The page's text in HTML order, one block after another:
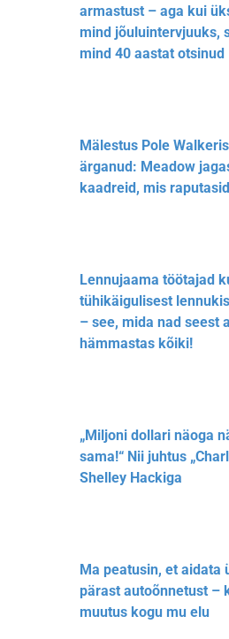
armastust – aga kui
mind jõuluintervjuuks,
mind 40 aastat otsinud
Mälestus Pole
ärganud: Meadow
kaadreid, mis
Lennujaama töötajad
tühikäigulisest
– see, mida nad seest
hämmastas kõiki!
„Miljoni dollari näoga
sama!“ Nii juhtus
Shelley Hackiga
Ma peatusin, et aidata
pärast autoõnnetust –
muutus kogu mu elu